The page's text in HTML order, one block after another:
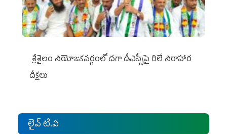
శ్రీశైలం నియోజకవర్గంలో దగా డీఎస్సీపై రిలే నిరాహార
దీక్షలు
లైవ్ టి.వి